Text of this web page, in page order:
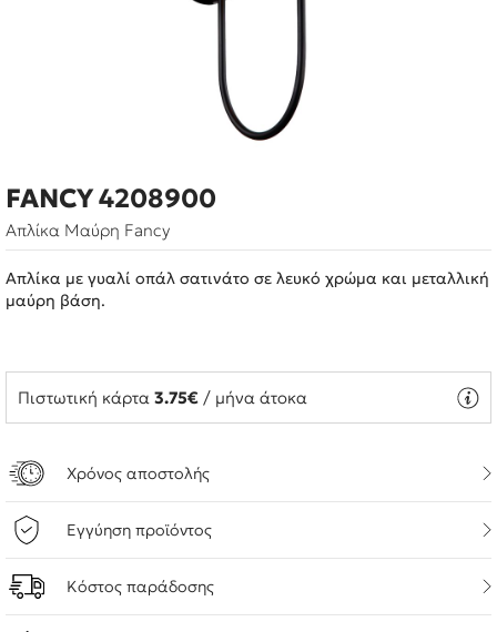
FANCY 4208900
Απλίκα Μαύρη Fancy
Απλίκα με γυαλί οπάλ σατινάτο σε λευκό χρώμα και μεταλλική
μαύρη βάση.
Πιστωτική κάρτα 3.75€ / μήνα άτοκα
Χρόνος αποστολής
Εγγύηση προϊόντος
Κόστος παράδοσης